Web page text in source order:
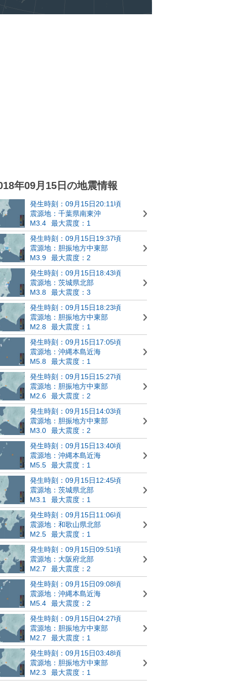
年09月15日の地震情報
発生時刻：09月15日20:11頃
震源地：千葉県南東沖
M3.4
最大震度：1
発生時刻：09月15日19:37頃
震源地：胆振地方中東部
M3.9
最大震度：2
発生時刻：09月15日18:43頃
震源地：茨城県北部
M3.8
最大震度：3
発生時刻：09月15日18:23頃
震源地：胆振地方中東部
M2.8
最大震度：1
発生時刻：09月15日17:05頃
震源地：沖縄本島近海
M5.8
最大震度：1
発生時刻：09月15日15:27頃
震源地：胆振地方中東部
M2.6
最大震度：2
発生時刻：09月15日14:03頃
震源地：胆振地方中東部
M3.0
最大震度：2
発生時刻：09月15日13:40頃
震源地：沖縄本島近海
M5.5
最大震度：1
発生時刻：09月15日12:45頃
震源地：茨城県北部
M3.1
最大震度：1
発生時刻：09月15日11:06頃
震源地：和歌山県北部
M2.5
最大震度：1
発生時刻：09月15日09:51頃
震源地：大阪府北部
M2.7
最大震度：2
発生時刻：09月15日09:08頃
震源地：沖縄本島近海
M5.4
最大震度：2
発生時刻：09月15日04:27頃
震源地：胆振地方中東部
M2.7
最大震度：1
発生時刻：09月15日03:48頃
震源地：胆振地方中東部
M2.3
最大震度：1